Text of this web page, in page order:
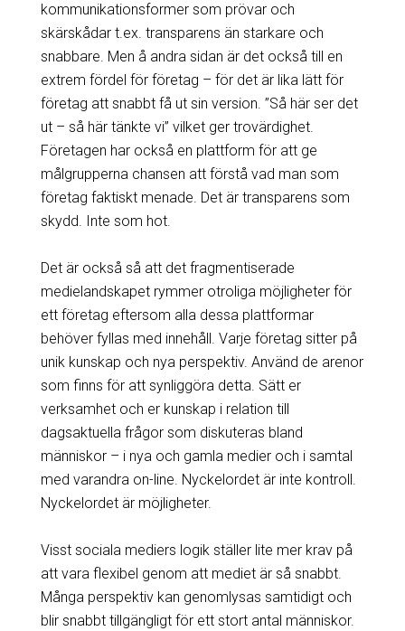
kommunikationsformer som prövar och
skärskådar t.ex. transparens än starkare och
snabbare. Men å andra sidan är det också till en
extrem fördel för företag – för det är lika lätt för
företag att snabbt få ut sin version. ”Så här ser det
ut – så här tänkte vi” vilket ger trovärdighet.
Företagen har också en plattform för att ge
målgrupperna chansen att förstå vad man som
företag faktiskt menade. Det är transparens som
skydd. Inte som hot.
Det är också så att det fragmentiserade
medielandskapet rymmer otroliga möjligheter för
ett företag eftersom alla dessa plattformar
behöver fyllas med innehåll. Varje företag sitter på
unik kunskap och nya perspektiv. Använd de arenor
som finns för att synliggöra detta. Sätt er
verksamhet och er kunskap i relation till
dagsaktuella frågor som diskuteras bland
människor – i nya och gamla medier och i samtal
med varandra on-line. Nyckelordet är inte kontroll.
Nyckelordet är möjligheter.
Visst sociala mediers logik ställer lite mer krav på
att vara flexibel genom att mediet är så snabbt.
Många perspektiv kan genomlysas samtidigt och
blir snabbt tillgängligt för ett stort antal människor.